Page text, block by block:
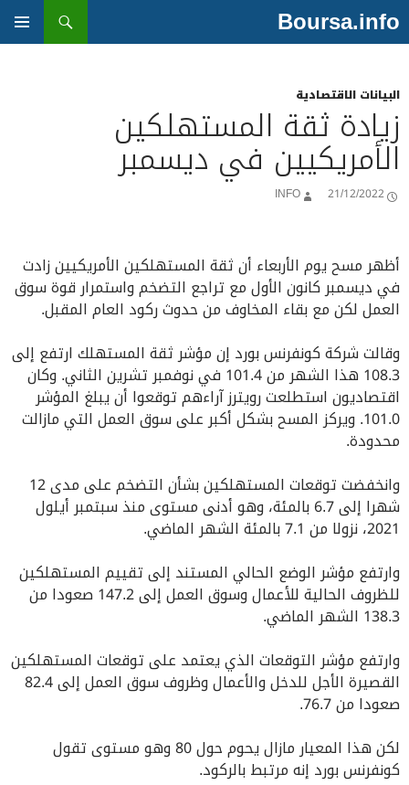
Boursa.info
بحث
انتقل
البيانات الاقتصادية
زيادة ثقة المستهلكين
الأمريكيين في ديسمبر
21/12/2022
INFO
أظهر مسح يوم الأربعاء أن ثقة المستهلكين الأمريكيين زادت
في ديسمبر كانون الأول مع تراجع التضخم واستمرار قوة سوق
العمل لكن مع بقاء المخاوف من حدوث ركود العام المقبل.
وقالت شركة كونفرنس بورد إن مؤشر ثقة المستهلك ارتفع إلى
108.3 هذا الشهر من 101.4 في نوفمبر تشرين الثاني. وكان
اقتصاديون استطلعت رويترز آراءهم توقعوا أن يبلغ المؤشر
101.0. ويركز المسح بشكل أكبر على سوق العمل التي مازالت
محدودة.
وانخفضت توقعات المستهلكين بشأن التضخم على مدى 12
شهرا إلى 6.7 بالمئة، وهو أدنى مستوى منذ سبتمبر أيلول
2021، نزولا من 7.1 بالمئة الشهر الماضي.
وارتفع مؤشر الوضع الحالي المستند إلى تقييم المستهلكين
للظروف الحالية للأعمال وسوق العمل إلى 147.2 صعودا من
138.3 الشهر الماضي.
وارتفع مؤشر التوقعات الذي يعتمد على توقعات المستهلكين
القصيرة الأجل للدخل والأعمال وظروف سوق العمل إلى 82.4
صعودا من 76.7.
لكن هذا المعيار مازال يحوم حول 80 وهو مستوى تقول
كونفرنس بورد إنه مرتبط بالركود.